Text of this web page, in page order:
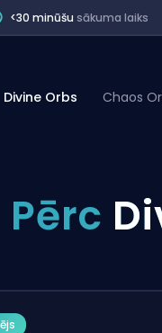
<30 minūšu sākuma laiks
Divine Orbs Chaos
Pērc